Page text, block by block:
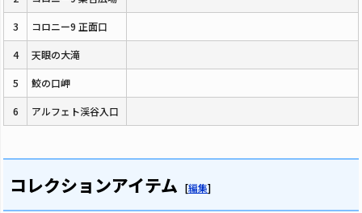
3 コロニー9 正面口
4 天眼の大滝
5 鮫の口岬
6 アルフェト渓谷入口
コレクションアイテム [編集]